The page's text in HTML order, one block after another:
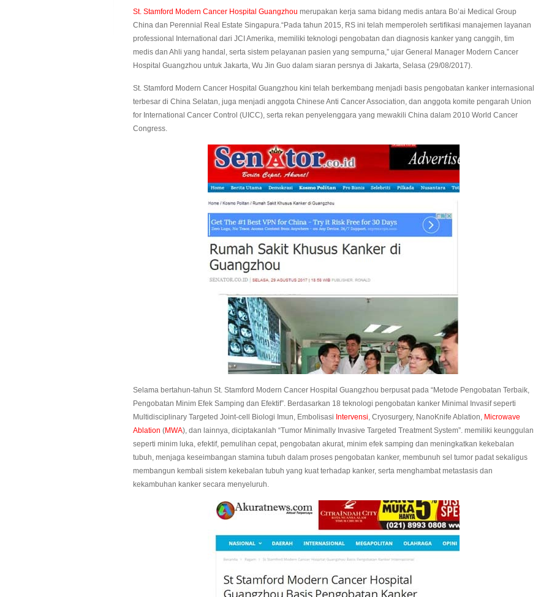
St. Stamford Modern Cancer Hospital Guangzhou merupakan kerja sama bidang medis antara Bo’ai Medical Group
China dan Perennial Real Estate Singapura.“Pada tahun 2015, RS ini telah memperoleh sertifikasi manajemen layanan
professional International dari JCI Amerika, memiliki teknologi pengobatan dan diagnosis kanker yang canggih, tim
medis dan Ahli yang handal, serta sistem pelayanan pasien yang sempurna,” ujar General Manager Modern Cancer
Hospital Guangzhou untuk Jakarta, Wu Jin Guo dalam siaran persnya di Jakarta, Selasa (29/08/2017).
St. Stamford Modern Cancer Hospital Guangzhou kini telah berkembang menjadi basis pengobatan kanker internasional
terbesar di China Selatan, juga menjadi anggota Chinese Anti Cancer Association, dan anggota komite pengarah Union
for International Cancer Control (UICC), serta rekan penyelenggara yang mewakili China dalam 2010 World Cancer
Congress.
Selama bertahun-tahun St. Stamford Modern Cancer Hospital Guangzhou berpusat pada “Metode Pengobatan Terbaik,
Pengobatan Minim Efek Samping dan Efektif”. Berdasarkan 18 teknologi pengobatan kanker Minimal Invasif seperti
Multidisciplinary Targeted Joint-cell Biologi Imun, Embolisasi Intervensi, Cryosurgery, NanoKnife Ablation, Microwave
Ablation (MWA), dan lainnya, diciptakanlah “Tumor Minimally Invasive Targeted Treatment System”. memiliki keunggulan
seperti minim luka, efektif, pemulihan cepat, pengobatan akurat, minim efek samping dan meningkatkan kekebalan
tubuh, menjaga keseimbangan stamina tubuh dalam proses pengobatan kanker, membunuh sel tumor padat sekaligus
membangun kembali sistem kekebalan tubuh yang kuat terhadap kanker, serta menghambat metastasis dan
kekambuhan kanker secara menyeluruh.